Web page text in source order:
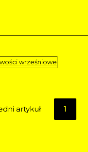
wrześniowe
artykuł 1